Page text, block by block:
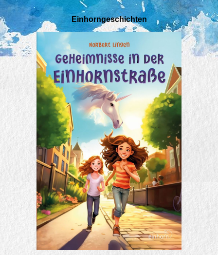
Einhorngeschichten